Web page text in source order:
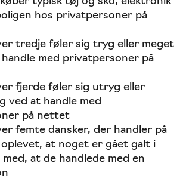
hos privatpersoner på
tredje føler sig tryg eller meget
med privatpersoner på
fjerde føler sig utryg eller
ved at handle med
på nettet
femte dansker, der handler på
at noget er gået galt i
at de handlede med en